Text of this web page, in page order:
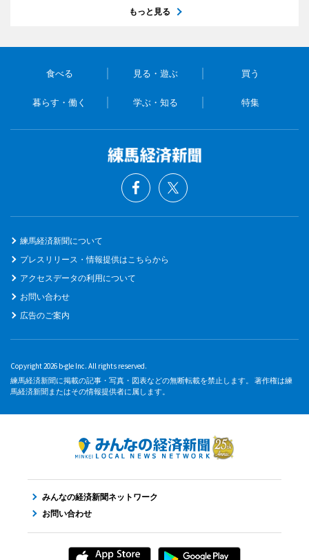
もっと見る
食べる 見る・遊ぶ 買う
暮らす・働く 学ぶ・知る 特集
練馬経済新聞について
プレスリリース・情報提供はこちらから
アクセスデータの利用について
お問い合わせ
広告のご案内
Copyright 2026 b-gle Inc. All rights reserved.
練馬経済新聞に掲載の記事・写真・図表などの無断転載を禁止します。 著作権は練
馬経済新聞またはその情報提供者に属します。
みんなの経済新聞ネットワーク
お問い合わせ